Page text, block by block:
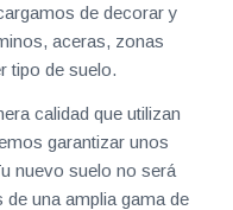
de decorar y
aceras, zonas
tipo de suelo.
calidad que utilizan
garantizar unos
nuevo suelo no será
una amplia gama de